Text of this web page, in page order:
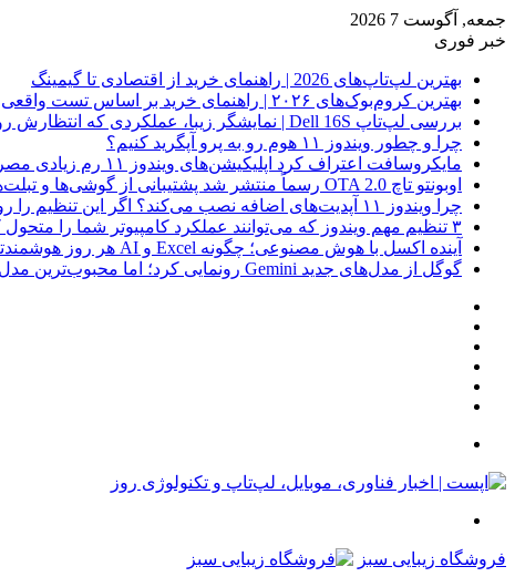
جمعه, آگوست 7 2026
خبر فوری
بهترین لپ‌تاپ‌های 2026 | راهنمای خرید از اقتصادی تا گیمینگ
بهترین کروم‌بوک‌های ۲۰۲۶ | راهنمای خرید بر اساس تست واقعی
بررسی لپ‌تاپ Dell 16S | نمایشگر زیبا، عملکردی که انتظارش رو نداری
چرا و چطور ویندوز ۱۱ هوم رو به پرو آپگرید کنیم؟
مایکروسافت اعتراف کرد اپلیکیشن‌های ویندوز ۱۱ رم زیادی مصرف می‌کنند؛ راه‌حل در راه است
اوبونتو تاچ OTA 2.0 رسماً منتشر شد پشتیبانی از گوشی‌ها و تبلت‌های لینوکسی بیشتر
چرا ویندوز ۱۱ آپدیت‌های اضافه نصب می‌کند؟ اگر این تنظیم را روشن کرده‌اید، مراقب باشید!
۳ تنظیم مهم ویندوز که می‌توانند عملکرد کامپیوتر شما را متحول کنند
آینده اکسل با هوش مصنوعی؛ چگونه Excel و AI هر روز هوشمندتر و نزدیک‌تر می‌شوند؟
گوگل از مدل‌های جدید Gemini رونمایی کرد؛ اما محبوب‌ترین مدل هنوز عرضه نشده است
فروشگاه زیبایی سبز